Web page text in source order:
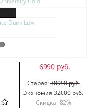
6990 руб.
Старая:38990 руб.
Экономия 32000 руб.
Скидка -82%